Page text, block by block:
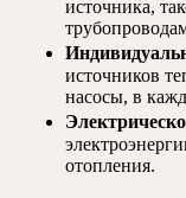
источника,
источников
насосы, в
отопления.